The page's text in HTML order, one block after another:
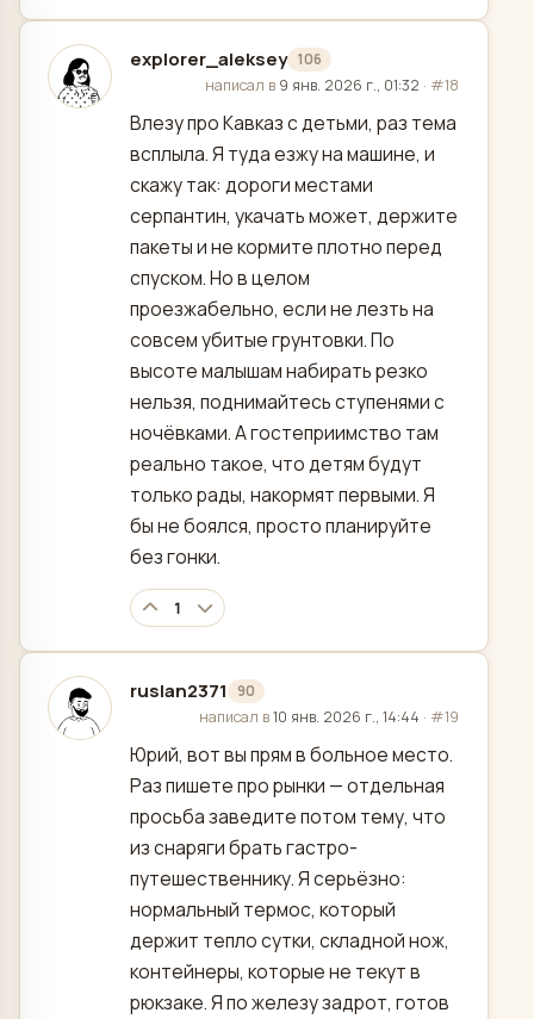
explorer_aleksey 106
отредактировано
написал в 9 янв. 2026 г., 01:32 · #18
Влезу про Кавказ с детьми, раз тема
всплыла. Я туда езжу на машине, и
скажу так: дороги местами
серпантин, укачать может, держите
пакеты и не кормите плотно перед
спуском. Но в целом
проезжабельно, если не лезть на
совсем убитые грунтовки. По
высоте малышам набирать резко
нельзя, поднимайтесь ступенями с
ночёвками. А гостеприимство там
реально такое, что детям будут
только рады, накормят первыми. Я
бы не боялся, просто планируйте
без гонки.
1
ruslan2371 90
отредактировано
написал в10 янв. 2026 г., 14:44 · #19
Юрий, вот вы прям в больное место.
Раз пишете про рынки — отдельная
просьба заведите потом тему, что
из снаряги брать гастро-
путешественнику. Я серьёзно:
нормальный термос, который
держит тепло сутки, складной нож,
контейнеры, которые не текут в
рюкзаке. Я по железу задрот, готов